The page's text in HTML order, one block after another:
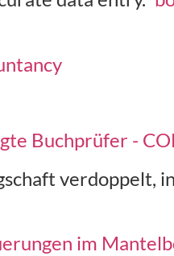
Buchprüfer -
verdoppelt,
im